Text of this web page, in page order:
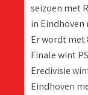
seizoen met
in
Er wordt met
Finale wint
Eredivisie
Eindhoven